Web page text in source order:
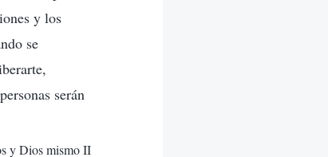
y los
se
serán
y Dios mismo II